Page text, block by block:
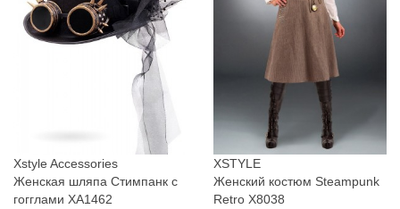
Xstyle Accessories
Женская шляпа Стимпанк с
гогглами XA1462
XSTYLE
Женский костюм Steampunk
Retro X8038